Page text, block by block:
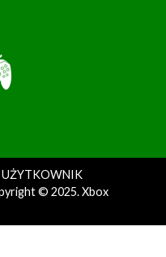
UŻYTKOWNIK
© 2025. Xbox